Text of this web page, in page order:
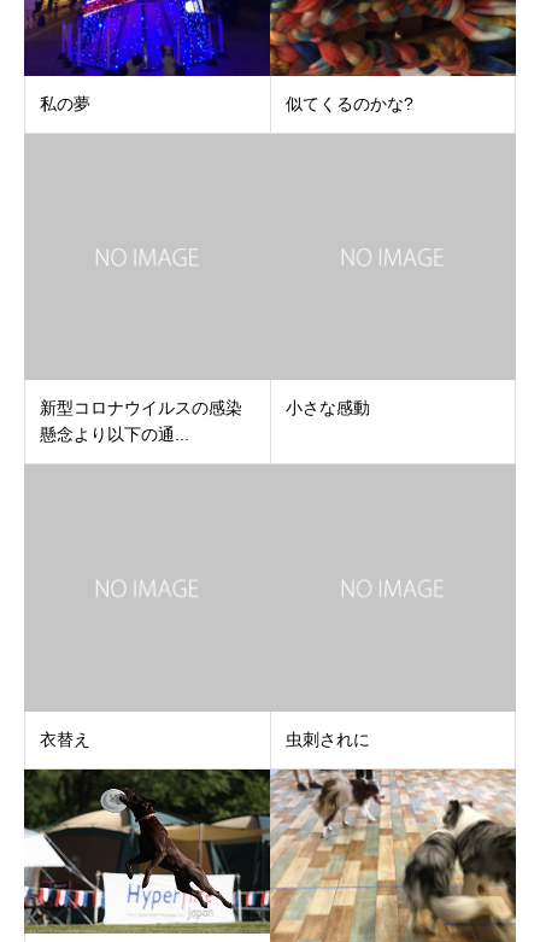
私の夢 似てくるのかな?
新型コロナウイルスの感染
懸念より以下の通...
小さな感動
衣替え 虫刺されに